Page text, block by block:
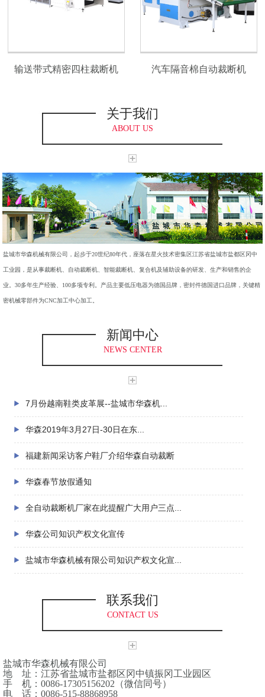
输送带式精密四柱裁断机 汽车隔音棉自动裁断机
关于我们
ABOUT US
盐城市华森机械有限公司，起步于20世纪80年代，座落在星火技术密集区江苏省盐城市盐都区冈中
工业园，是从事裁断机、自动裁断机、智能裁断机、复合机及辅助设备的研发、生产和销售的企
业。30多年生产经验、100多项专利。产品主要低压电器为德国品牌，密封件德国进口品牌，关键精
密机械零部件为CNC加工中心加工。
新闻中心
NEWS CENTER
7月份越南鞋类皮革展--盐城市华森机...
华森2019年3月27日-30日在东...
福建新闻采访客户鞋厂介绍华森自动裁断
华森春节放假通知
全自动裁断机厂家在此提醒广大用户三点...
华森公司知识产权文化宣传
盐城市华森机械有限公司知识产权文化宣...
联系我们
CONTACT US
盐城市华森机械有限公司
地 址：江苏省盐城市盐都区冈中镇振冈工业园区
手 机：0086-17305156202（微信同号）
电 话：0086-515-88868958